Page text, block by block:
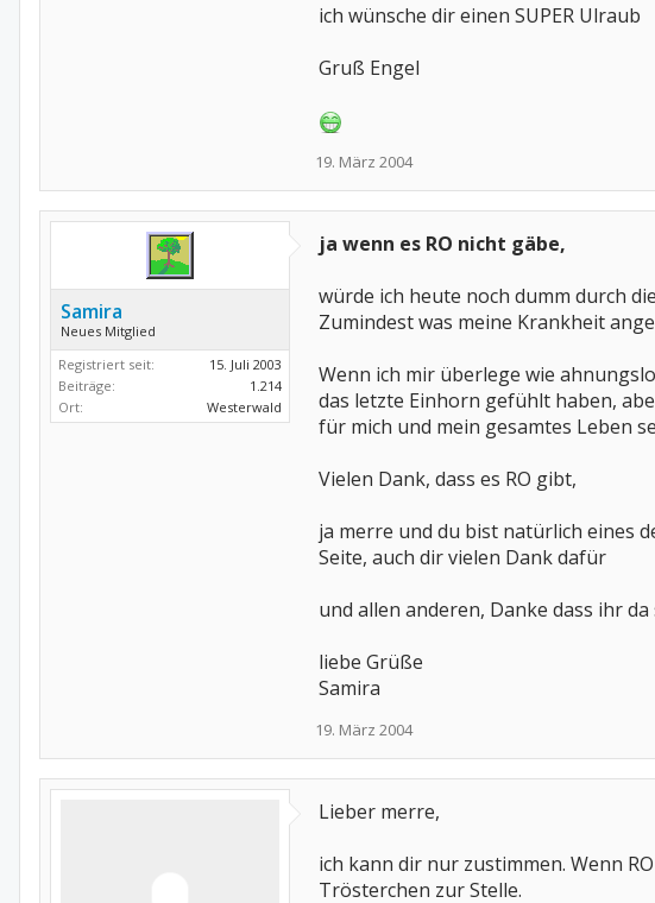
ich wünsche dir einen SUPER Ulraub
Gruß Engel
19. März 2004
Samira
Neues Mitglied
Registriert seit:
15. Juli 2003
Beiträge:
1.214
Ort:
Westerwald
ja wenn es RO nicht gäbe,
würde ich heute noch dumm durch
Zumindest was meine Krankheit
Wenn ich mir überlege wie
das letzte Einhorn gefühlt haben,
für mich und mein gesamtes Leben
Vielen Dank, dass es RO gibt,
ja merre und du bist natürlich eines
Seite, auch dir vielen Dank dafür
und allen anderen, Danke dass ihr da
liebe Grüße
Samira
19. März 2004
Lieber merre,
ich kann dir nur zustimmen. Wenn
Trösterchen zur Stelle.